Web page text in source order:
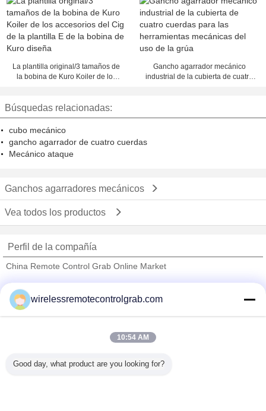
toneladas
La plantilla original/3 tamaños de
la bobina de Kuro Koiler de los
Gancho agarrador mecánico
industrial de la cubierta de cuatro
Búsquedas relacionadas:
cubo mecánico
gancho agarrador de cuatro cuerdas
Mecánico ataque
Ganchos agarradores mecánicos
Vea todos los productos
Perfil de la compañía
China Remote Control Grab Online Market
Trust Seal
Verified Suplier
Todos los productos
wirelessremotecontrolgrab.com
10:54 AM
Good day, what product are you looking for?